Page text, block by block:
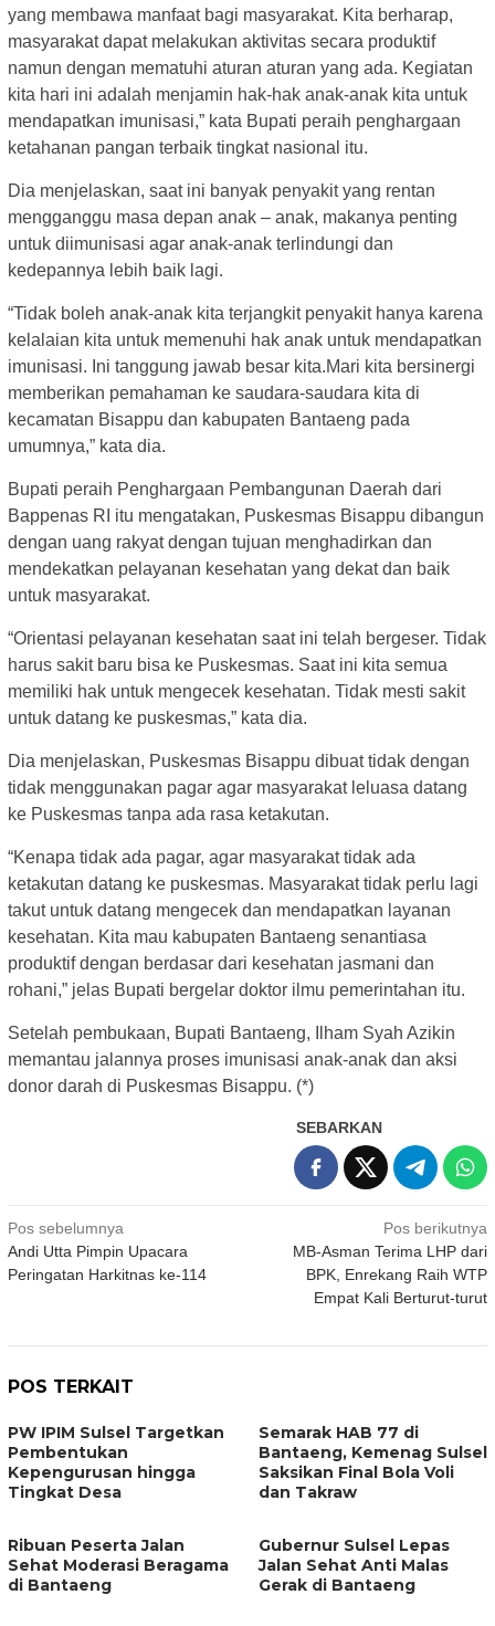
yang membawa manfaat bagi masyarakat. Kita berharap,
masyarakat dapat melakukan aktivitas secara produktif
namun dengan mematuhi aturan aturan yang ada. Kegiatan
kita hari ini adalah menjamin hak-hak anak-anak kita untuk
mendapatkan imunisasi,” kata Bupati peraih penghargaan
ketahanan pangan terbaik tingkat nasional itu.
Dia menjelaskan, saat ini banyak penyakit yang rentan
mengganggu masa depan anak – anak, makanya penting
untuk diimunisasi agar anak-anak terlindungi dan
kedepannya lebih baik lagi.
“Tidak boleh anak-anak kita terjangkit penyakit hanya karena
kelalaian kita untuk memenuhi hak anak untuk mendapatkan
imunisasi. Ini tanggung jawab besar kita.Mari kita bersinergi
memberikan pemahaman ke saudara-saudara kita di
kecamatan Bisappu dan kabupaten Bantaeng pada
umumnya,” kata dia.
Bupati peraih Penghargaan Pembangunan Daerah dari
Bappenas RI itu mengatakan, Puskesmas Bisappu dibangun
dengan uang rakyat dengan tujuan menghadirkan dan
mendekatkan pelayanan kesehatan yang dekat dan baik
untuk masyarakat.
“Orientasi pelayanan kesehatan saat ini telah bergeser. Tidak
harus sakit baru bisa ke Puskesmas. Saat ini kita semua
memiliki hak untuk mengecek kesehatan. Tidak mesti sakit
untuk datang ke puskesmas,” kata dia.
Dia menjelaskan, Puskesmas Bisappu dibuat tidak dengan
tidak menggunakan pagar agar masyarakat leluasa datang
ke Puskesmas tanpa ada rasa ketakutan.
“Kenapa tidak ada pagar, agar masyarakat tidak ada
ketakutan datang ke puskesmas. Masyarakat tidak perlu lagi
takut untuk datang mengecek dan mendapatkan layanan
kesehatan. Kita mau kabupaten Bantaeng senantiasa
produktif dengan berdasar dari kesehatan jasmani dan
rohani,” jelas Bupati bergelar doktor ilmu pemerintahan itu.
Setelah pembukaan, Bupati Bantaeng, Ilham Syah Azikin
memantau jalannya proses imunisasi anak-anak dan aksi
donor darah di Puskesmas Bisappu. (*)
SEBARKAN
Navigasi
pos
Pos sebelumnya
Andi Utta Pimpin Upacara
Peringatan Harkitnas ke-114
Pos berikutnya
MB-Asman Terima LHP dari
BPK, Enrekang Raih WTP
Empat Kali Berturut-turut
POS TERKAIT
PW IPIM Sulsel Targetkan
Pembentukan
Kepengurusan hingga
Tingkat Desa
Semarak HAB 77 di
Bantaeng, Kemenag Sulsel
Saksikan Final Bola Voli
dan Takraw
Ribuan Peserta Jalan
Sehat Moderasi Beragama
di Bantaeng
Gubernur Sulsel Lepas
Jalan Sehat Anti Malas
Gerak di Bantaeng